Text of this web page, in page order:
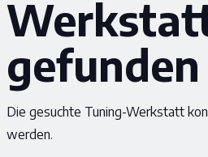
gefunden
Die gesuchte Tuning-Werkstatt
werden.